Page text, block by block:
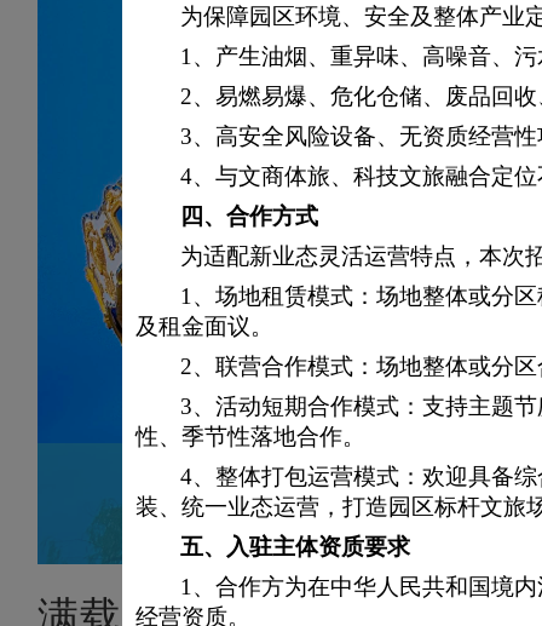
为保障园区环境、安全及整体产业
1、产生油烟、重异味、高噪音、
2、易燃易爆、危化仓储、废品回
3、高安全风险设备、无资质经营
4、与文商体旅、科技文旅融合定
四、合作方式
为适配新业态灵活运营特点，本次
1、场地租赁模式：场地整体或分
及租金面议。
2、联营合作模式：场地整体或分
3、活动短期合作模式：支持主题
性、季节性落地合作。
4、整体打包运营模式：欢迎具备
装、统一业态运营，打造园区标杆文旅
五、
入驻主体资质要求
1、合作方为在中华人民共和国境
经营资质。